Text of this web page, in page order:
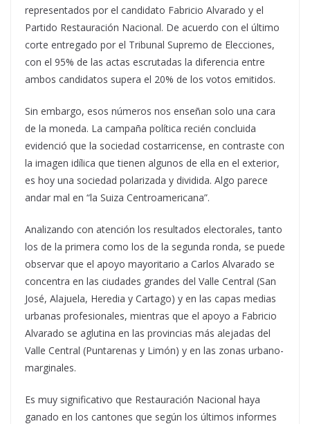
representados por el candidato Fabricio Alvarado y el
Partido Restauración Nacional. De acuerdo con el último
corte entregado por el Tribunal Supremo de Elecciones,
con el 95% de las actas escrutadas la diferencia entre
ambos candidatos supera el 20% de los votos emitidos.
Sin embargo, esos números nos enseñan solo una cara
de la moneda. La campaña política recién concluida
evidenció que la sociedad costarricense, en contraste con
la imagen idílica que tienen algunos de ella en el exterior,
es hoy una sociedad polarizada y dividida. Algo parece
andar mal en “la Suiza Centroamericana”.
Analizando con atención los resultados electorales, tanto
los de la primera como los de la segunda ronda, se puede
observar que el apoyo mayoritario a Carlos Alvarado se
concentra en las ciudades grandes del Valle Central (San
José, Alajuela, Heredia y Cartago) y en las capas medias
urbanas profesionales, mientras que el apoyo a Fabricio
Alvarado se aglutina en las provincias más alejadas del
Valle Central (Puntarenas y Limón) y en las zonas urbano-
marginales.
Es muy significativo que Restauración Nacional haya
ganado en los cantones que según los últimos informes